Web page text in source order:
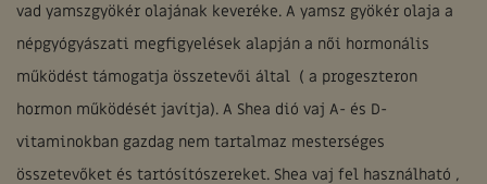
vad yamszgyökér olajának keveréke. A yamsz gyökér olaja a
népgyógyászati megfigyelések alapján a női hormonális
működést támogatja összetevői által ( a progeszteron
hormon működését javítja). A Shea dió vaj A- és D-
vitaminokban gazdag nem tartalmaz mesterséges
összetevőket és tartósítószereket. Shea vaj fel használható ,